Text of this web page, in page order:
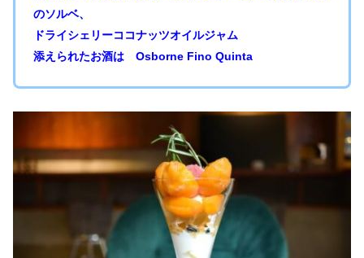
のソルベ、
ドライシェリーココナッツオイルジャム
添えられたお酒は Osborne Fino Quinta